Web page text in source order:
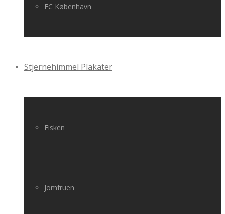
FC København
Stjernehimmel Plakater
Fisken
Jomfruen